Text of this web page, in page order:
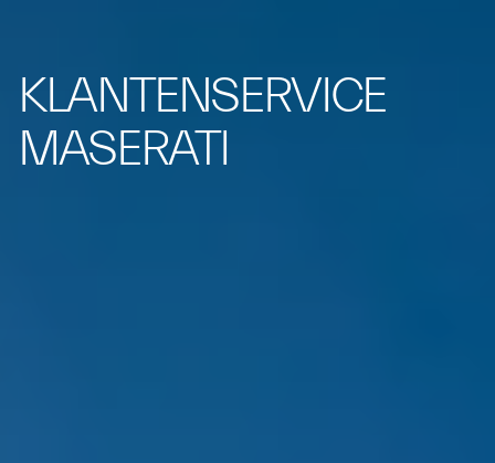
KLANTENSERVICE
MASERATI